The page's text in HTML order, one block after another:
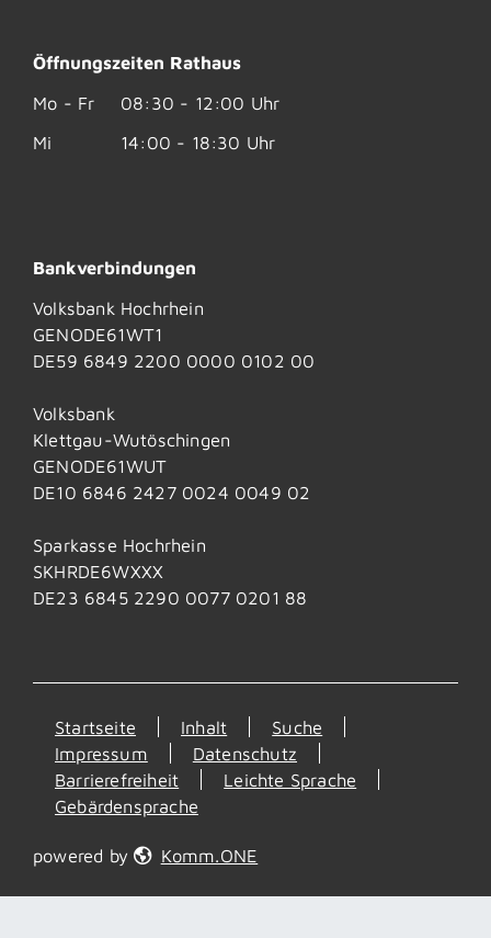
Öffnungszeiten Rathaus
Mo - Fr
08:30 - 12:00 Uhr
Mi
14:00 - 18:30 Uhr
Bankverbindungen
Volksbank Hochrhein
GENODE61WT1
DE59 6849 2200 0000 0102 00
Volksbank
Klettgau-Wutöschingen
GENODE61WUT
DE10 6846 2427 0024 0049 02
Sparkasse Hochrhein
SKHRDE6WXXX
DE23 6845 2290 0077 0201 88
Startseite Inhalt
Suche
Impressum
Datenschutz
Barrierefreiheit
Leichte Sprache
Gebärdensprache
powered by Komm.ONE